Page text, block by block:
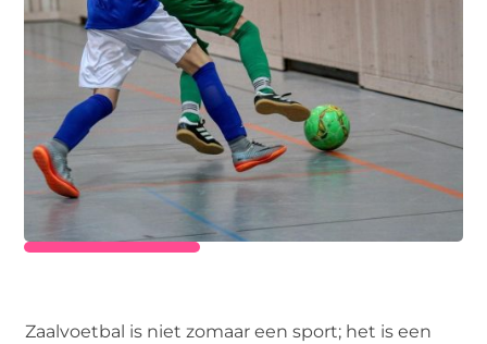
Zaalvoetbal is niet zomaar een sport; het is een